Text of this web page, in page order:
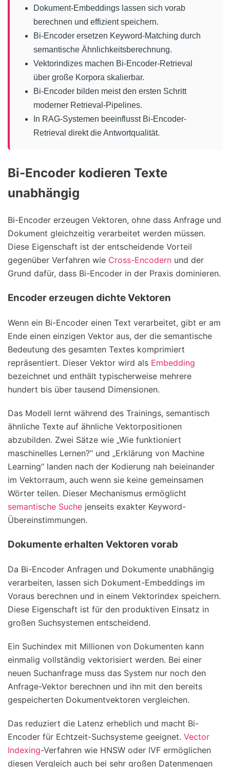
Dokument-Embeddings lassen sich vorab
berechnen und effizient speichern.
Bi-Encoder ersetzen Keyword-Matching durch
semantische Ähnlichkeitsberechnung.
Vektorindizes machen Bi-Encoder-Retrieval
über große Korpora skalierbar.
Bi-Encoder bilden meist den ersten Schritt
moderner Retrieval-Pipelines.
In RAG-Systemen beeinflusst Bi-Encoder-
Retrieval direkt die Antwortqualität.
Bi-Encoder kodieren Texte
unabhängig
Bi-Encoder erzeugen Vektoren, ohne dass Anfrage und
Dokument gleichzeitig verarbeitet werden müssen.
Diese Eigenschaft ist der entscheidende Vorteil
gegenüber Verfahren wie Cross-Encodern und der
Grund dafür, dass Bi-Encoder in der Praxis dominieren.
Encoder erzeugen dichte Vektoren
Wenn ein Bi-Encoder einen Text verarbeitet, gibt er am
Ende einen einzigen Vektor aus, der die semantische
Bedeutung des gesamten Textes komprimiert
repräsentiert. Dieser Vektor wird als Embedding
bezeichnet und enthält typischerweise mehrere
hundert bis über tausend Dimensionen.
Das Modell lernt während des Trainings, semantisch
ähnliche Texte auf ähnliche Vektorpositionen
abzubilden. Zwei Sätze wie „Wie funktioniert
maschinelles Lernen?“ und „Erklärung von Machine
Learning“ landen nach der Kodierung nah beieinander
im Vektorraum, auch wenn sie keine gemeinsamen
Wörter teilen. Dieser Mechanismus ermöglicht
semantische Suche jenseits exakter Keyword-
Übereinstimmungen.
Dokumente erhalten Vektoren vorab
Da Bi-Encoder Anfragen und Dokumente unabhängig
verarbeiten, lassen sich Dokument-Embeddings im
Voraus berechnen und in einem Vektorindex speichern.
Diese Eigenschaft ist für den produktiven Einsatz in
großen Suchsystemen entscheidend.
Ein Suchindex mit Millionen von Dokumenten kann
einmalig vollständig vektorisiert werden. Bei einer
neuen Suchanfrage muss das System nur noch den
Anfrage-Vektor berechnen und ihn mit den bereits
gespeicherten Dokumentvektoren vergleichen.
Das reduziert die Latenz erheblich und macht Bi-
Encoder für Echtzeit-Suchsysteme geeignet. Vector
Indexing-Verfahren wie HNSW oder IVF ermöglichen
diesen Vergleich auch bei sehr großen Datenmengen